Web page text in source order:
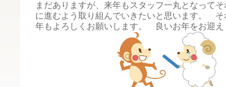
まだありますが、来年もスタッフ一丸となって
に進むよう取り組んでいきたいと思います。 そ
年もよろしくお願いします。 良いお年をお迎え